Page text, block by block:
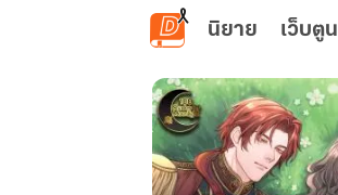
ข้ามไปยังเนื้อหาหลัก
นิยาย เว็บตูน